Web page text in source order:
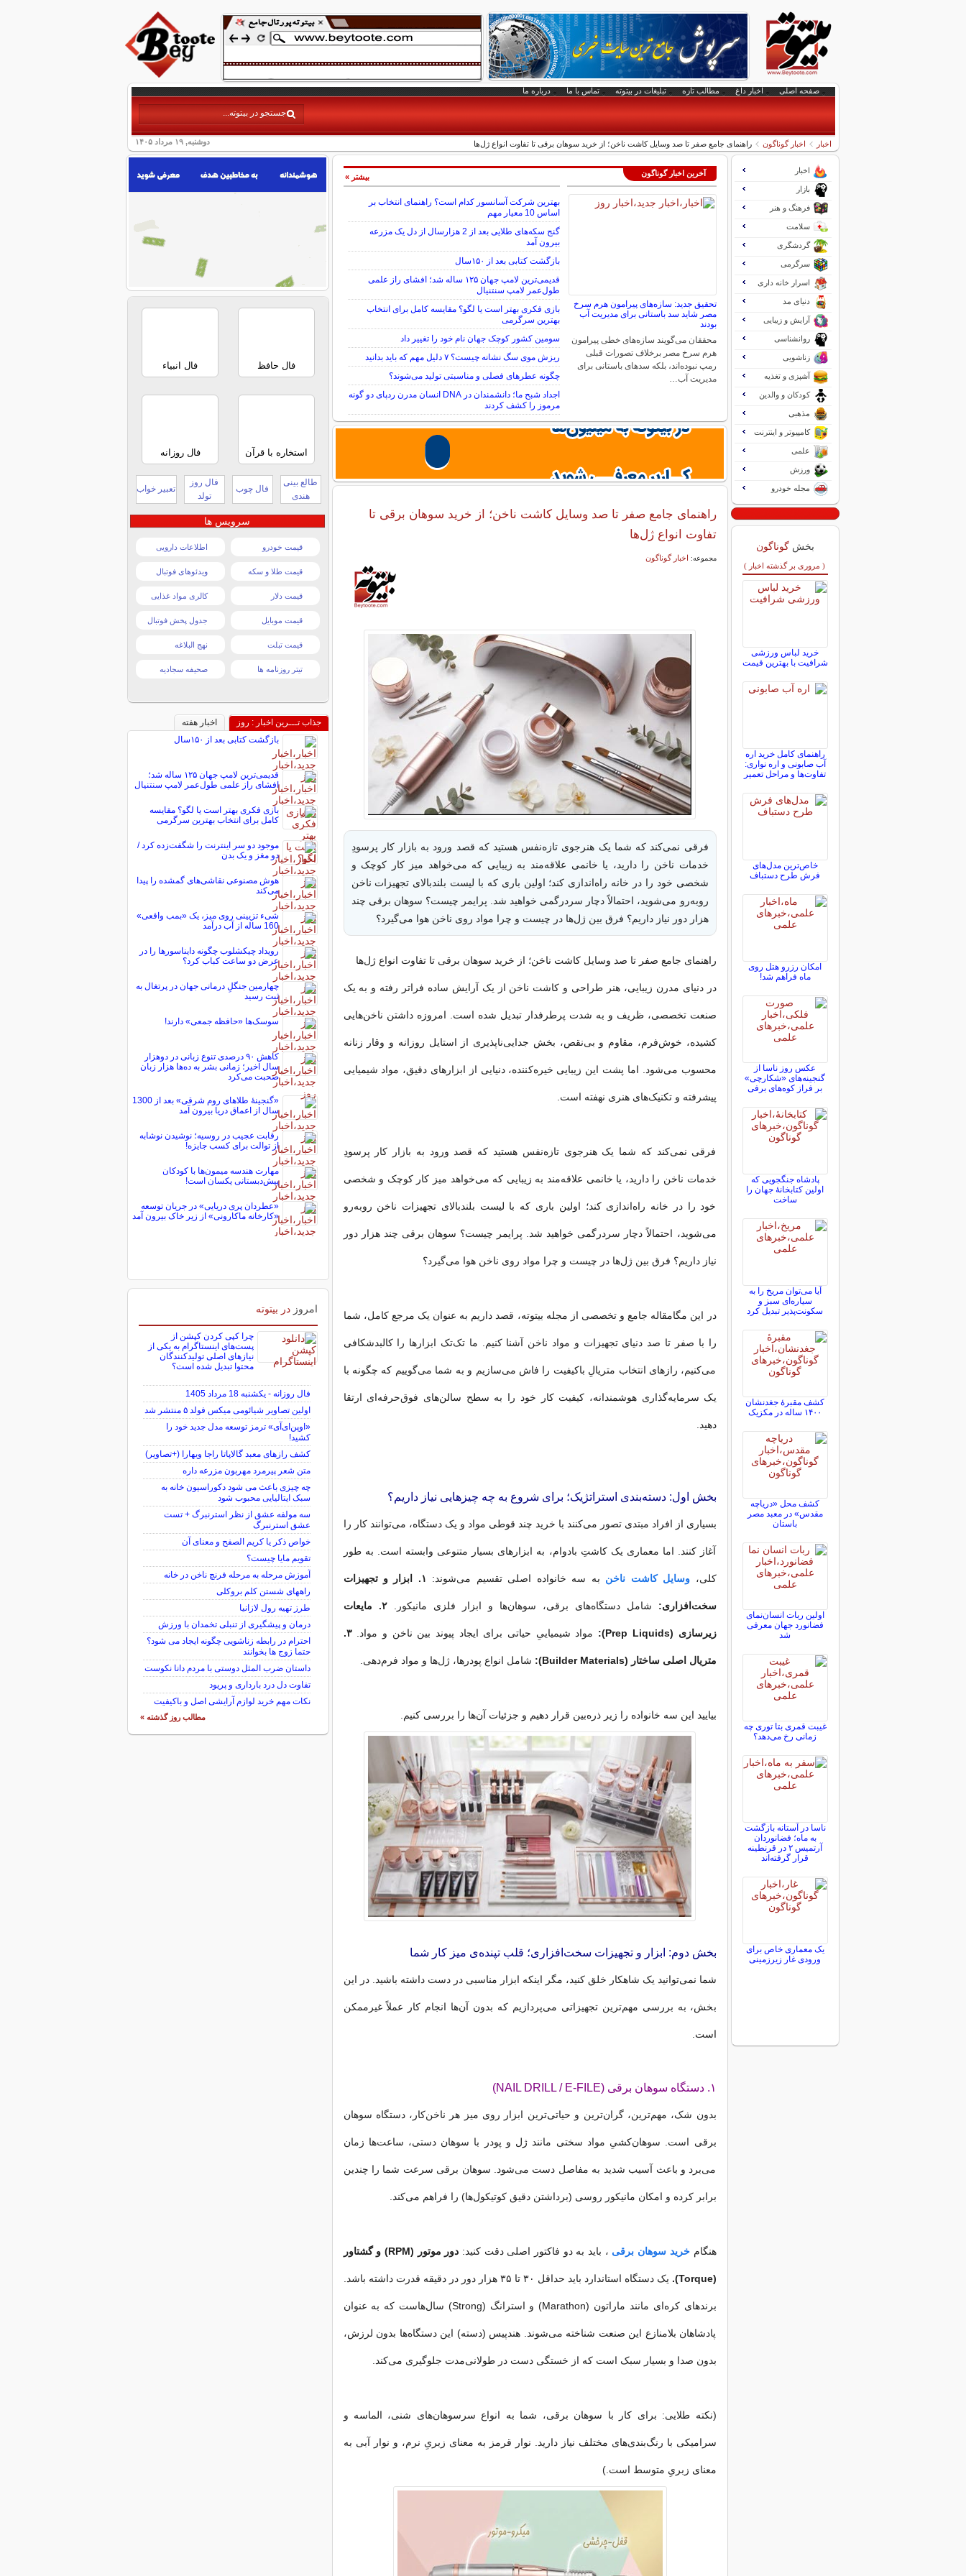
صفحه اصلی اخبار داغ مطالب تازه تبلیغات در بیتوته تماس با ما درباره ما
دوشنبه, ۱۹ مرداد ۱۴۰۵ اخبار اخبار گوناگون راهنمای جامع صفر تا صد وسایل کاشت ناخن؛ از خرید سوهان برقی تا تفاوت انواع ژل‌ها
آخرین اخبار گوناگون
تحقیق جدید: سازه‌های پیرامون هرم سرخ
مصر شاید سد باستانی برای مدیریت آب
بودند
محققان می‌گویند سازه‌های خطی پیرامون
هرم سرخ مصر برخلاف تصورات قبلی
رمپ نبوده‌اند، بلکه سدهای باستانی برای
مدیریت آب…
بهترین شرکت آسانسور کدام است؟ راهنمای انتخاب بر
اساس 10 معیار مهم
گنج سکه‌های طلایی بعد از 2 هزارسال از دل یک مزرعه
بیرون آمد
بازگشت کتابی بعد از ۱۵۰سال
قدیمی‌ترین لامپ جهان ۱۲۵ ساله شد؛ افشای راز علمی
طول‌عمر لامپ سنتنیال
بازی فکری بهتر است یا لگو؟ مقایسه کامل برای انتخاب
بهترین سرگرمی
سومین کشور کوچک جهان نام خود را تغییر داد
ریزش موی سگ نشانه چیست؟ ۷ دلیل مهم که باید بدانید
چگونه عطرهای فصلی و مناسبتی تولید می‌شوند؟
اجداد شبح ما؛ دانشمندان در DNA انسان مدرن ردپای دو گونه
مرموز را کشف کردند
بیشتر »
راهنمای جامع صفر تا صد وسایل کاشت ناخن؛ از خرید سوهان برقی تا
تفاوت انواع ژل‌ها
مجموعه: اخبار گوناگون
فرقی نمی‌کند که شما یک هنرجوی تازه‌نفس هستید که قصد ورود به بازار کار پرسودِ
خدمات ناخن را دارید، یا خانمی علاقه‌مند به زیبایی که می‌خواهد میز کار کوچک و
شخصی خود را در خانه راه‌اندازی کند؛ اولین باری که با لیست بلندبالای تجهیزات ناخن
روبه‌رو می‌شوید، احتمالاً دچار سردرگمی خواهید شد. پرایمر چیست؟ سوهان برقی چند
هزار دور نیاز داریم؟ فرق بین ژل‌ها در چیست و چرا مواد روی ناخن هوا می‌گیرد؟
راهنمای جامع صفر تا صد وسایل کاشت ناخن؛ از خرید سوهان برقی تا تفاوت انواع ژل‌ها
در دنیای مدرن زیبایی، هنر طراحی و کاشت ناخن از یک آرایش ساده فراتر رفته و به یک
صنعت تخصصی، ظریف و به شدت پرطرفدار تبدیل شده است. امروزه داشتن ناخن‌هایی
کشیده، خوش‌فرم، مقاوم و بی‌نقص، بخش جدایی‌ناپذیری از استایل روزانه و وقار زنانه
محسوب می‌شود. اما پشت این زیبایی خیره‌کننده، دنیایی از ابزارهای دقیق، مواد شیمیایی
پیشرفته و تکنیک‌های هنری نهفته است.
فرقی نمی‌کند که شما یک هنرجوی تازه‌نفس هستید که قصد ورود به بازار کار پرسودِ
خدمات ناخن را دارید، یا خانمی علاقه‌مند به زیبایی که می‌خواهد میز کار کوچک و شخصی
خود را در خانه راه‌اندازی کند؛ اولین باری که با لیست بلندبالای تجهیزات ناخن روبه‌رو
می‌شوید، احتمالاً دچار سردرگمی خواهید شد. پرایمر چیست؟ سوهان برقی چند هزار دور
نیاز داریم؟ فرق بین ژل‌ها در چیست و چرا مواد روی ناخن هوا می‌گیرد؟
در این مگامقاله جامع و تخصصی از مجله بیتوته، قصد داریم به عنوان یک مرجع کامل، شما
را با صفر تا صد دنیای تجهیزات و مواد ناخن آشنا کنیم. ما تک‌تک ابزارها را کالبدشکافی
می‌کنیم، رازهای انتخاب متریالِ باکیفیت را فاش می‌سازیم و به شما می‌گوییم که چگونه با
یک سرمایه‌گذاری هوشمندانه، کیفیت کار خود را به سطح سالن‌های فوق‌حرفه‌ای ارتقا
دهید.
بخش اول: دسته‌بندی استراتژیک؛ برای شروع به چه چیزهایی نیاز داریم؟
بسیاری از افراد مبتدی تصور می‌کنند با خرید چند قوطی مواد و یک دستگاه، می‌توانند کار را
آغاز کنند. اما معماری یک کاشتِ بادوام، به ابزارهای بسیار متنوعی وابسته است. به طور
کلی، وسایل کاشت ناخن به سه خانواده اصلی تقسیم می‌شوند: ۱. ابزار و تجهیزات
سخت‌افزاری: شامل دستگاه‌های برقی، سوهان‌ها و ابزار فلزی مانیکور. ۲. مایعات
زیرسازی (Prep Liquids): مواد شیمیاییِ حیاتی برای ایجاد پیوند بین ناخن و مواد. ۳.
متریال اصلی ساختار (Builder Materials): شامل انواع پودرها، ژل‌ها و مواد فرم‌دهی.
بیایید این سه خانواده را زیر ذره‌بین قرار دهیم و جزئیات آن‌ها را بررسی کنیم.
بخش دوم: ابزار و تجهیزات سخت‌افزاری؛ قلب تپنده‌ی میز کار شما
شما نمی‌توانید یک شاهکار خلق کنید، مگر اینکه ابزار مناسبی در دست داشته باشید. در این
بخش، به بررسی مهم‌ترین تجهیزاتی می‌پردازیم که بدون آن‌ها انجام کار عملاً غیرممکن
است.
۱. دستگاه سوهان برقی (NAIL DRILL / E-FILE)
بدون شک، مهم‌ترین، گران‌ترین و حیاتی‌ترین ابزار روی میز هر ناخن‌کار، دستگاه سوهان
برقی است. سوهان‌کشیِ مواد سختی مانند ژل و پودر با سوهان دستی، ساعت‌ها زمان
می‌برد و باعث آسیب شدید به مفاصل دست می‌شود. سوهان برقی سرعت شما را چندین
برابر کرده و امکان مانیکور روسی (برداشتن دقیق کوتیکول‌ها) را فراهم می‌کند.
هنگامخرید سوهان برقی ، باید به دو فاکتور اصلی دقت کنید: دور موتور (RPM) و گشتاور
(Torque). یک دستگاه استاندارد باید حداقل ۳۰ تا ۳۵ هزار دور در دقیقه قدرت داشته باشد.
برندهای کره‌ای مانند ماراتون (Marathon) و استرانگ (Strong) سال‌هاست که به عنوان
پادشاهان بلامنازع این صنعت شناخته می‌شوند. هندپیس (دسته) این دستگاه‌ها بدون لرزش،
بدون صدا و بسیار سبک است که از خستگی دست در طولانی‌مدت جلوگیری می‌کند.
(نکته طلایی: برای کار با سوهان برقی، شما به انواع سرسوهان‌های شنی، الماسه و
سرامیکی با رنگ‌بندی‌های مختلف نیاز دارید. نوار قرمز به معنای زبریِ نرم، و نوار آبی به
معنای زبریِ متوسط است.)
اخبار
بازار
فرهنگ و هنر
سلامت
گردشگری
سرگرمی
اسرار خانه داری
دنیای مد
آرایش و زیبایی
روانشناسی
زناشویی
آشپزی و تغذیه
کودکان و والدین
مذهبی
کامپیوتر و اینترنت
علمی
ورزش
مجله خودرو
بخش گوناگون
( مروری بر گذشته اخبار )
خرید لباس ورزشی
شرافیت با بهترین قیمت
راهنمای کامل خرید اره
آب صابونی و اره نواری:
تفاوت‌ها و مراحل تعمیر
خاص‌ترین مدل‌های
فرش طرح دستباف
امکان رزرو هتل روی
ماه فراهم شد!
عکس روز ناسا از
گنجینه‌های «شکارچی»
بر فراز کوه‌های برفی
پادشاه جنگجویی که
اولین کتابخانۀ جهان را
ساخت
آیا می‌توان مریخ را به
سیاره‌ای سبز و
سکونت‌پذیر تبدیل کرد
کشف مقبرۀ جغدنشان
۱۴۰۰ ساله در مکزیک
کشف محل «دریاچه
مقدس» در معبد مصر
باستان
اولین ربات انسان‌نمای
فضانورد جهان معرفی
شد
غیبت قمری بتا توری چه
زمانی رخ می‌دهد؟
ناسا در آستانه بازگشت
به ماه؛ فضانوردان
آرتمیس ۲ در قرنطینه
قرار گرفته‌اند
یک معماری خاص برای
ورودی غار زیرزمینی
فال حافظ فال انبیاء
استخاره با قرآن فال روزانه
طالع بینی
هندی
فال چوب
فال روز
تولد
تعبیر خواب
سرویس ها
قیمت خودرو اطلاعات دارویی
قیمت طلا و سکه ویدئوهای فوتبال
قیمت دلار کالری مواد غذایی
قیمت موبایل جدول پخش فوتبال
قیمت تبلت نهج البلاغه
تیتر روزنامه ها صحیفه سجادیه
جذاب تـــرین اخبار : روز
اخبار هفته
بازگشت کتابی بعد از ۱۵۰سال
قدیمی‌ترین لامپ جهان ۱۲۵ ساله شد؛
افشای راز علمی طول‌عمر لامپ سنتنیال
بازی فکری بهتر است یا لگو؟ مقایسه
کامل برای انتخاب بهترین سرگرمی
موجود دو سر اینترنت را شگفت‌زده کرد /
دو مغز و یک بدن
هوش مصنوعی نقاشی‌های گمشده را پیدا
می‌کند
شیء تزیینی روی میز، یک «بمب واقعی»
160 ساله از آب درآمد
رویداد چیکشلوب چگونه دایناسورها را در
عرض دو ساعت کباب کرد؟
چهارمین جنگلِ درمانی جهان در پرتغال به
ثبت رسید
سوسک‌ها «حافظه جمعی» دارند!
کاهش ۹۰ درصدی تنوع زبانی در دوهزار
سال اخیر؛ زمانی بشر به ده‌ها هزار زبان
صحبت می‌کرد
«گنجینۀ طلاهای روم شرقی» بعد از 1300
سال از اعماق دریا بیرون آمد
رقابت عجیب در روسیه؛ نوشیدن نوشابه
از توالت برای کسب جایزه!
مهارت هندسه میمون‌ها با کودکان
پیش‌دبستانی یکسان است!
«عطردان پری دریایی» در جریان توسعه
«کارخانه ماکارونی» از زیر خاک بیرون آمد
امروز در بیتوته
چرا کپی کردن کپشن از
پست‌های اینستاگرام به یکی از
نیازهای اصلی تولیدکنندگان
محتوا تبدیل شده است؟
فال روزانه - یکشنبه 18 مرداد 1405
اولین تصاویر شیائومی میکس فولد ۵ منتشر شد
«اوپن‌ای‌آی» ترمز توسعه مدل جدید خود را
کشید!
کشف رازهای معبد گالاپاتا راجا ویهارا (+تصاویر)
متن شعر پیرمرد مهربون مزرعه داره
چه چیزی باعث می شود دکوراسیون خانه به
سبک ایتالیایی محبوب شود
سه مولفه عشق از نظر استرنبرگ + تست
عشق استرنبرگ
خواص ذکر یا کریم الصفح و معنای آن
تقویم مایا چیست؟
آموزش مرحله به مرحله فرنچ ناخن در خانه
راههای شستن کلم بروکلی
طرز تهیه رول لازانیا
درمان و پیشگیری از تنبلی تخمدان با ورزش
احترام در رابطه زناشویی چگونه ایجاد می شود؟
حتما زوج ها بخوانند
داستان ضرب المثل دوستی با مردم دانا نكوست
تفاوت دل درد بارداری و پریود
نکات مهم خرید لوازم آرایشی اصل و باکیفیت
مطالب روز گذشته »